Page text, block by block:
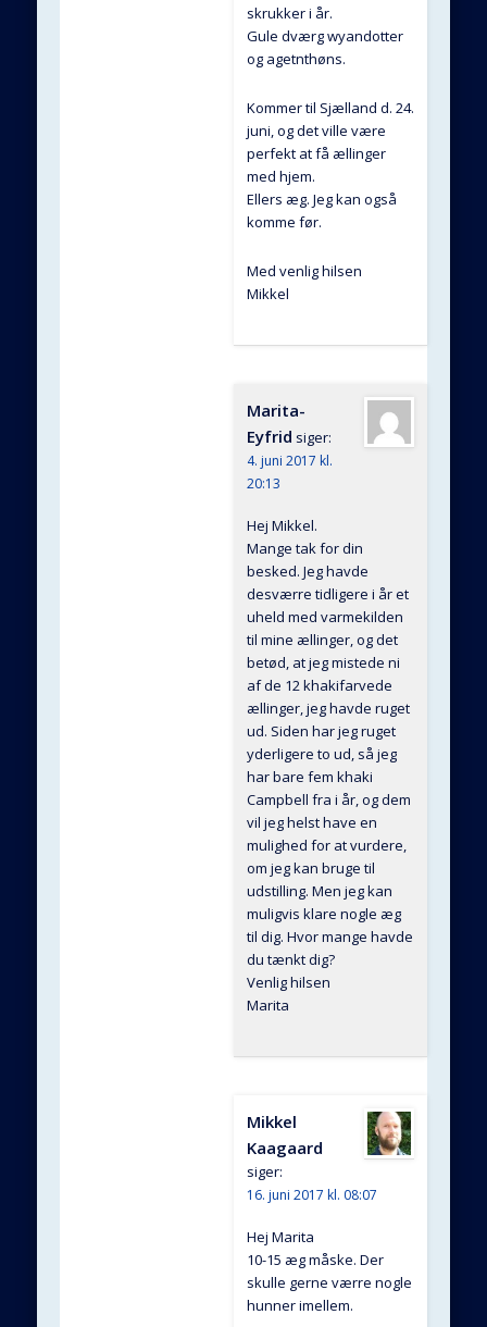
skrukker i år.
Gule dværg wyandotter
og agetnthøns.
Kommer til Sjælland d. 24.
juni, og det ville være
perfekt at få ællinger
med hjem.
Ellers æg. Jeg kan også
komme før.
Med venlig hilsen
Mikkel
Marita-
Eyfrid siger:
4. juni 2017 kl.
20:13
Hej Mikkel.
Mange tak for din
besked. Jeg havde
desværre tidligere i år et
uheld med varmekilden
til mine ællinger, og det
betød, at jeg mistede ni
af de 12 khakifarvede
ællinger, jeg havde ruget
ud. Siden har jeg ruget
yderligere to ud, så jeg
har bare fem khaki
Campbell fra i år, og dem
vil jeg helst have en
mulighed for at vurdere,
om jeg kan bruge til
udstilling. Men jeg kan
muligvis klare nogle æg
til dig. Hvor mange havde
du tænkt dig?
Venlig hilsen
Marita
Mikkel
Kaagaard
siger:
16. juni 2017 kl. 08:07
Hej Marita
10-15 æg måske. Der
skulle gerne værre nogle
hunner imellem.